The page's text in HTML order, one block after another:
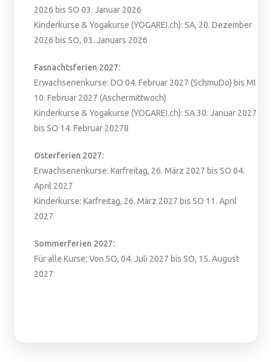
2026 bis SO 03. Januar 2026
Kinderkurse & Yogakurse (YOGAREI.ch): SA, 20. Dezember
2026 bis SO, 03. Januars 2026
Fasnachtsferien 2027:
Erwachsenenkurse: DO 04. Februar 2027 (SchmuDo) bis MI
10. Februar 2027 (Aschermittwoch)
Kinderkurse & Yogakurse (YOGAREI.ch): SA 30. Januar 2027
bis SO 14. Februar 20278
Osterferien 2027:
Erwachsenenkurse: Karfreitag, 26. März 2027 bis SO 04.
April 2027
Kinderkurse: Karfreitag, 26. März 2027 bis SO 11. April
2027
Sommerferien 2027:
Für alle Kurse: Von SO, 04. Juli 2027 bis SO, 15. August
2027